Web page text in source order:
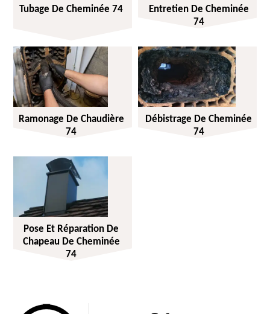
Tubage De Cheminée 74
Entretien De Cheminée
74
Ramonage De Chaudière
74
Débistrage De Cheminée
74
Pose Et Réparation De
Chapeau De Cheminée
74